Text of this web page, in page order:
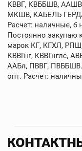
КВВГ, КВББШВ,
МКШВ, КАБЕЛЬ
Расчет: наличные, б
Постоянно закупаю
марок КГ, КГХЛ,
КВВГнг, КВВГнглс,
ААБл, ПВВГ, ПВББШВ.
опт. Расчет: